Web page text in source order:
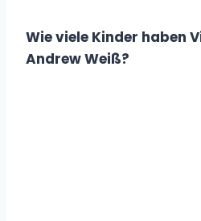
Wie viele Kinder haben
Andrew Weiß?